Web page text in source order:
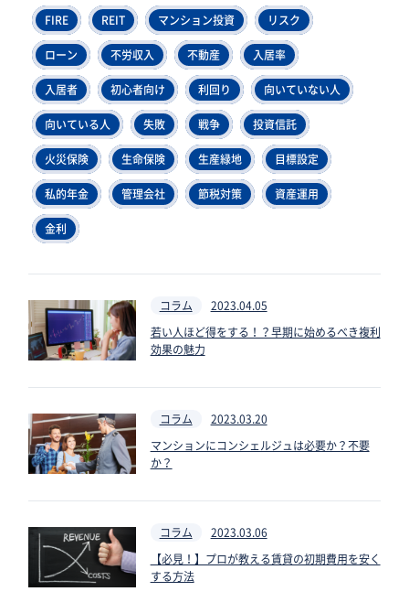
FIRE REIT マンション投資 リスク
ローン 不労収入 不動産 入居率
入居者 初心者向け 利回り 向いていない人
向いている人 失敗 戦争 投資信託
火災保険 生命保険 生産緑地 目標設定
私的年金 管理会社 節税対策 資産運用
金利
コラム 2023.04.05
若い人ほど得をする！？早期に始めるべき複利
効果の魅力
コラム 2023.03.20
マンションにコンシェルジュは必要か？不要
か？
コラム 2023.03.06
【必見！】プロが教える賃貸の初期費用を安く
する方法